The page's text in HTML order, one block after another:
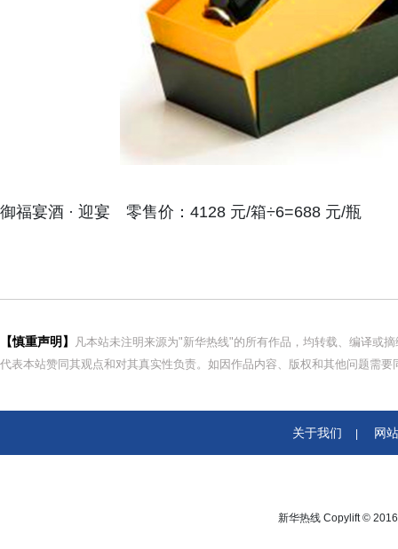
御福宴酒 · 迎宴 零售价：4128 元/箱÷6=688 元/瓶
【慎重声明】
凡本站未注明来源为"新华热线"的所有作品，均转载、编译或
代表本站赞同其观点和对其真实性负责。如因作品内容、版权和其他问题需
关于我们 网
新华热线 Copylift ©